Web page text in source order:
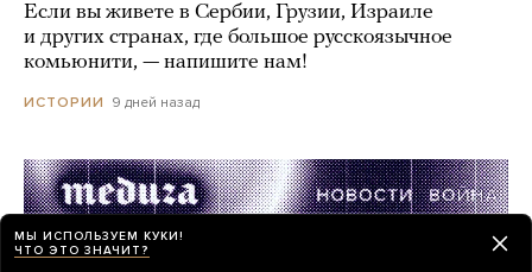
Если вы живете в Сербии, Грузии, Израиле
и других странах, где большое русскоязычное
комьюнити, — напишите нам!
ИСТОРИИ 9 дней назад
МЫ ИСПОЛЬЗУЕМ КУКИ!
ЧТО ЭТО ЗНАЧИТ?